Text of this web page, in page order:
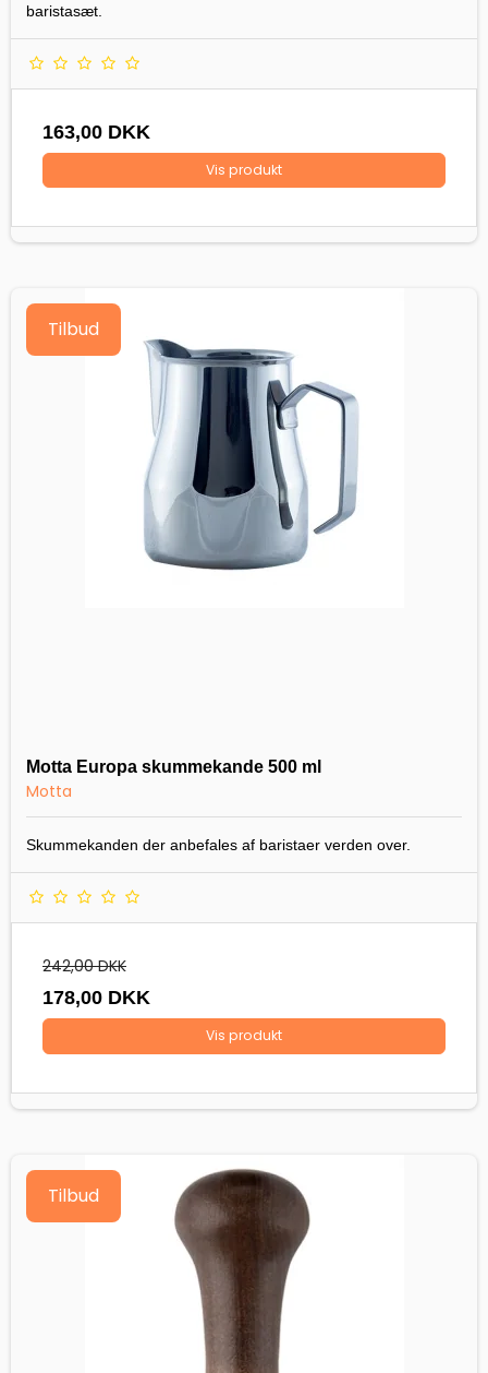
baristasæt.
163,00 DKK
Vis produkt
Tilbud
Motta Europa skummekande 500 ml
Motta
Skummekanden der anbefales af baristaer verden over.
242,00 DKK
178,00 DKK
Vis produkt
Tilbud